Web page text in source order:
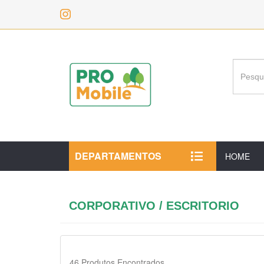
DEPARTAMENTOS HOME
CORPORATIVO / ESCRITORIO